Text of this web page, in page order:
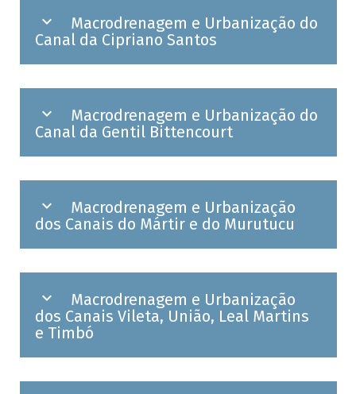
Macrodrenagem e Urbanização do
Canal da Cipriano Santos
Macrodrenagem e Urbanização do
Canal da Gentil Bittencourt
Macrodrenagem e Urbanização
dos Canais do Mártir e do Murutucu
Macrodrenagem e Urbanização
dos Canais Vileta, União, Leal Martins
e Timbó